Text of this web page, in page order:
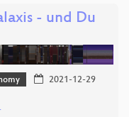
- und Du
2021-12-29